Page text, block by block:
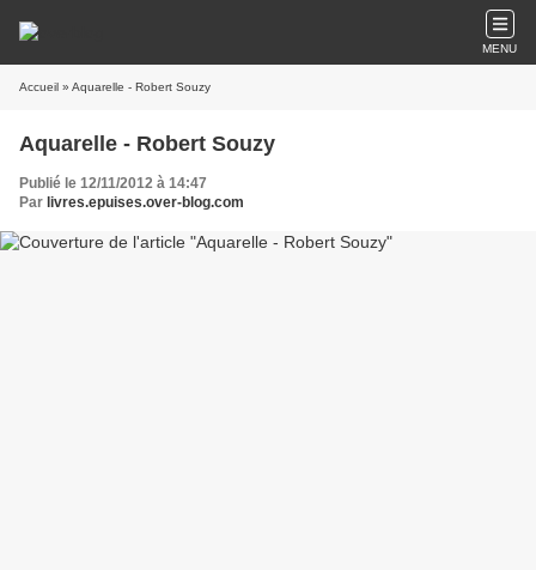
MENU
Accueil » Aquarelle - Robert Souzy
Aquarelle - Robert Souzy
Publié le 12/11/2012 à 14:47
Par livres.epuises.over-blog.com